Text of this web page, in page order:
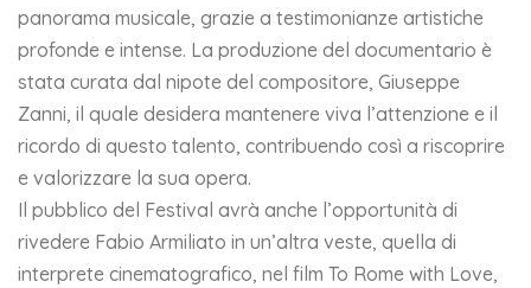
panorama musicale, grazie a testimonianze artistiche
profonde e intense. La produzione del documentario è
stata curata dal nipote del compositore, Giuseppe
Zanni, il quale desidera mantenere viva l’attenzione e il
ricordo di questo talento, contribuendo così a riscoprire
e valorizzare la sua opera.
Il pubblico del Festival avrà anche l’opportunità di
rivedere Fabio Armiliato in un’altra veste, quella di
interprete cinematografico, nel film To Rome with Love,